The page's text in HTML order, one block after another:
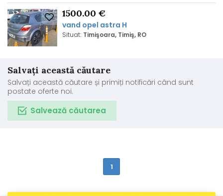
1500.00 €
vand opel astra H
Situat: Timişoara, Timiş, RO
Salvați această căutare
Salvați această căutare și primiți notificări când sunt
postate oferte noi.
Salvează căutarea
1